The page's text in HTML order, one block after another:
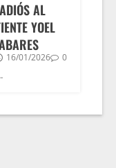
AL
YOEL
16/01/2026
0